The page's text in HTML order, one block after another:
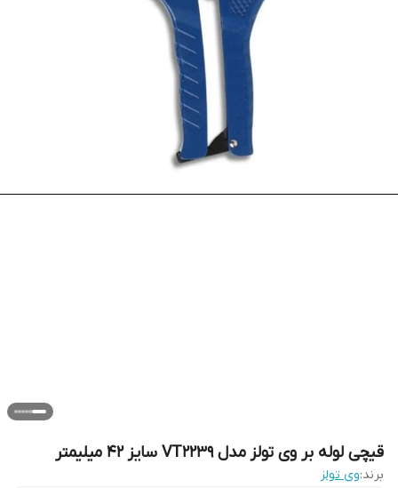
قیچی لوله بر وی تولز مدل VT2239 سایز ۴۲ میلیمتر
برند:وی تولز